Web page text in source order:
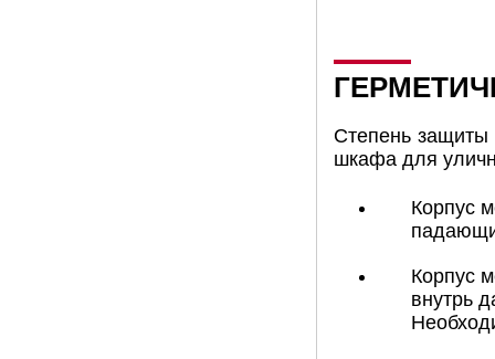
Степень
шкафа для
Корпус
Корпус
внутрь